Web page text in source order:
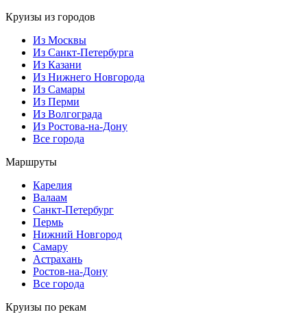
Круизы из городов
Из Москвы
Из Санкт-Петербурга
Из Казани
Из Нижнего Новгорода
Из Самары
Из Перми
Из Волгограда
Из Ростова-на-Дону
Все города
Маршруты
Карелия
Валаам
Санкт-Петербург
Пермь
Нижний Новгород
Самару
Астрахань
Ростов-на-Дону
Все города
Круизы по рекам